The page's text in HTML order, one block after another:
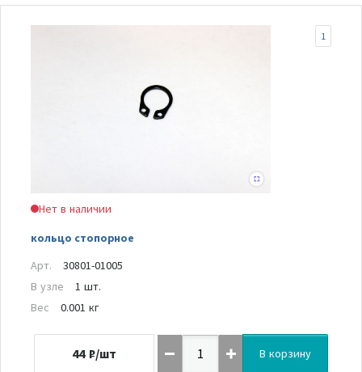
Нет в наличии
кольцо стопорное
1
Арт.
30801-01005
В узле
1 шт.
Вес
0.001 кг
44 ₽/шт В корзину